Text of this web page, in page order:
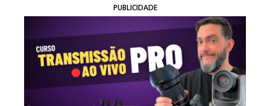
PUBLICIDADE